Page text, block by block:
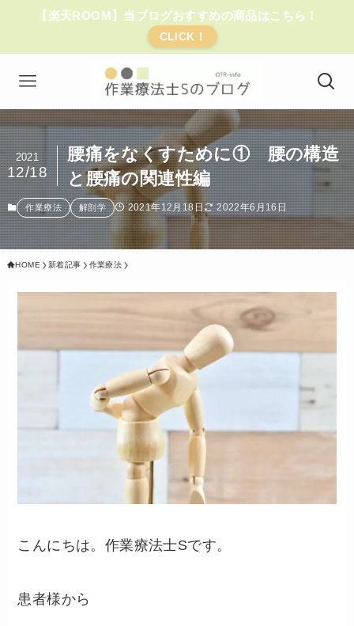
【楽天ROOM】当ブログおすすめの商品はこちら！
CLICK！
腰痛をなくすために① 腰の構造
と腰痛の関連性編
2021
12/18
作業療法 解剖学 2021年12月18日 2022年6月16日
HOME 新着記事 作業療法
こんにちは。作業療法士Sです。
患者様から